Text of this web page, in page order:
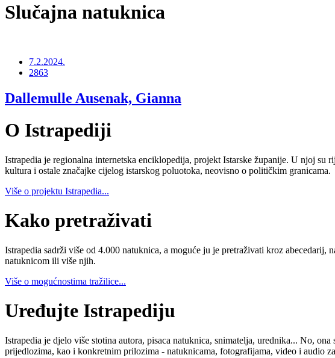
Slučajna natuknica
7.2.2024.
2863
Dallemulle Ausenak, Gianna
O Istrapediji
Istrapedia je regionalna internetska enciklopedija, projekt Istarske županije. U njoj
kultura i ostale značajke cijelog istarskog poluotoka, neovisno o političkim granicama.
Više o projektu Istrapedia...
Kako pretraživati
Istrapedia sadrži više od 4.000 natuknica, a moguće ju je pretraživati kroz
natuknicom ili više njih.
Više o mogućnostima tražilice...
Uređujte Istrapediju
Istrapedia je djelo više stotina autora, pisaca natuknica, snimatelja, urednika... No,
prijedlozima, kao i konkretnim prilozima - natuknicama, fotografijama, video i audio